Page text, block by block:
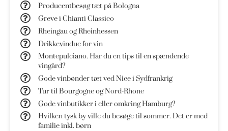
Producentbesøg tæt på Bologna
Greve i Chianti Classico
Rheingau og Rheinhessen
Drikkevindue for vin
Montepulciano. Har du en tips til en spændende
vingård?
Gode vinbønder tæt ved Nice i Sydfrankrig
Tur til Bourgogne og Nord-Rhone
Gode vinbutikker i eller omkring Hamburg?
Hvilken tysk by ville du besøge til sommer. Det er med
familie inkl. børn